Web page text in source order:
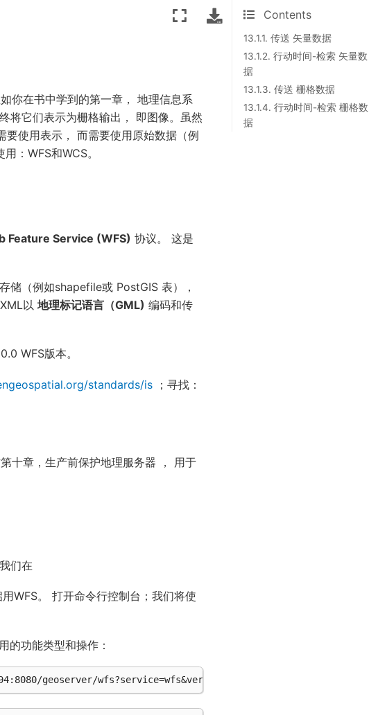
Contents
13.1.1. 传送 矢量数据
13.1.2. 行动时间-检索 矢量数
据
13.1.3. 传送 栅格数据
13.1.4. 行动时间-检索 栅格数
据
你在书中学到的第一章， 地理信息系
将它们表示为栅格输出， 即图像。虽然
使用表示， 而需要使用原始数据（例
：WFS和WCS。
Feature Service (WFS) 协议。 这是
储（例如shapefile或 PostGIS 表），
以 地理标记语言（GML) 编码和传
WFS版本。
standards/is ；寻找：
十章，生产前保护地理服务器 ， 用于
们在
WFS。 打开命令行控制台；我们将使
的功能类型和操作：